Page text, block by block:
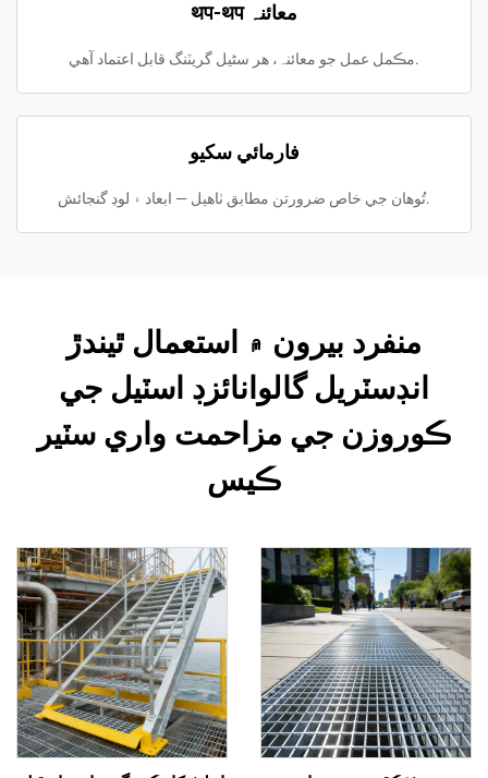
थप-थप معائنہ
مڪمل عمل جو معائنہ، هر سٹيل گريٽنگ قابل اعتماد آهي.
فارمائي سکيو
تُوهان جي خاص ضرورتن مطابق ٺاهيل — ابعاد ۽ لوڊ گنجائش.
منفرد بيرون ۾ استعمال ٿيندڙ
انڊسٽريل گالوانائزڊ اسٽيل جي
ڪوروزن جي مزاحمت واري سٽير
ڪيس